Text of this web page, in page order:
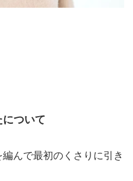
について
んで最初のくさりに引き